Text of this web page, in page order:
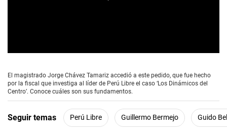
e
c
o
s
o
El magistrado Jorge Chávez Tamariz accedió a este pedido, que fue hecho
por la fiscal que investiga al líder de Perú Libre el caso ‘Los Dinámicos del
Centro’. Conoce cuáles son sus fundamentos.
Seguir temas Perú Libre Guillermo Bermejo Guido